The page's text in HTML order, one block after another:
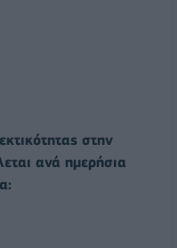
στην
ανά ημερήσια